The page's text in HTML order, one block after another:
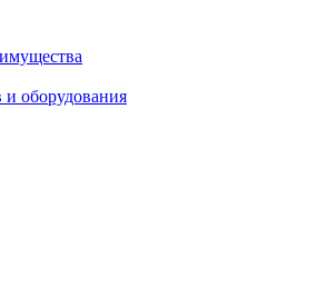
оборудования